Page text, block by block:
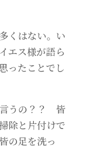
くはない。い
エス様が語ら
ったことでし
うの？？ 皆
除と片付けで
の足を洗っ